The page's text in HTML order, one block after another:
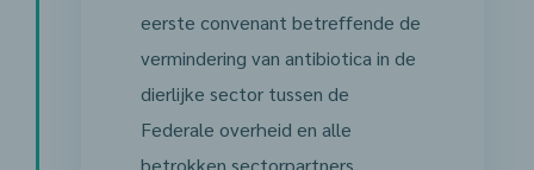
eerste convenant betreffende de
vermindering van antibiotica in de
dierlijke sector tussen de
Federale overheid en alle
betrokken sectorpartners.